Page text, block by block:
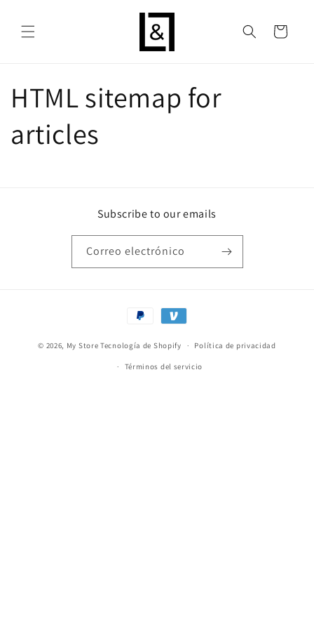
al contenido
Carrito
HTML sitemap for
articles
Subscribe to our emails
Correo electrónico
Formas
pago
© 2026, My Store Tecnología de Shopify Política de privacidad
Términos del servicio